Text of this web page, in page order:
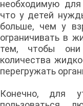
необходимую
что у детей
больше, чем у
ограничивать в
тем, чтобы
количества
перегружать
Конечно, для